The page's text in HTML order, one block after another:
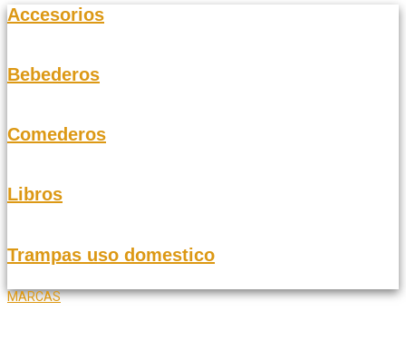
Accesorios
Bebederos
Comederos
Libros
Trampas uso domestico
MARCAS